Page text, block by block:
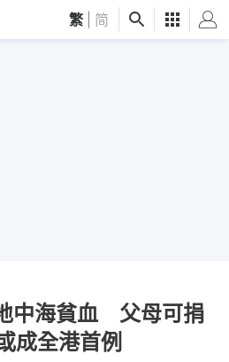
繁 简
中海貧血 父母可捐
成全港首例